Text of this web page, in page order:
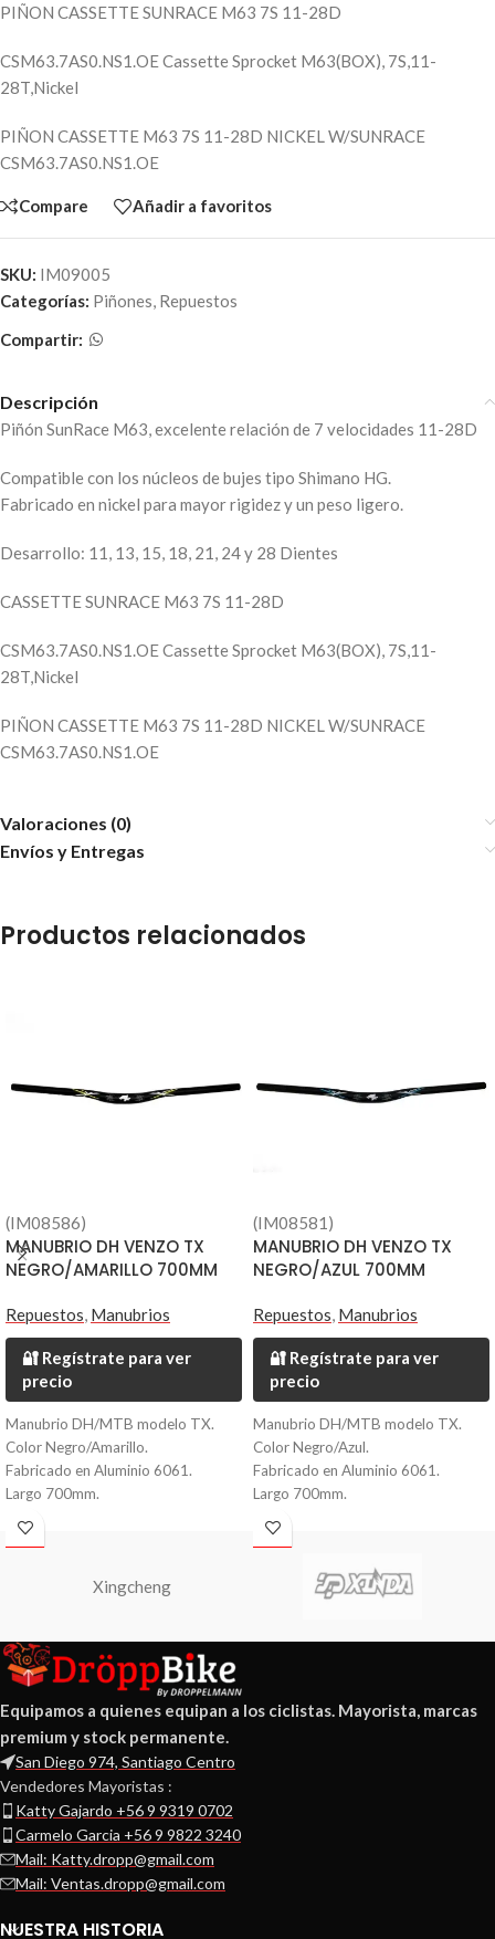
PIÑON CASSETTE SUNRACE M63 7S 11-28D
CSM63.7AS0.NS1.OE Cassette Sprocket M63(BOX), 7S,11-
28T,Nickel
PIÑON CASSETTE M63 7S 11-28D NICKEL W/SUNRACE
CSM63.7AS0.NS1.OE
Compare Añadir a favoritos
SKU: IM09005
Categorías: Piñones, Repuestos
Compartir:
Descripción
Piñón SunRace M63, excelente relación de 7 velocidades 11-28D
Compatible con los núcleos de bujes tipo Shimano HG.
Fabricado en nickel para mayor rigidez y un peso ligero.
Desarrollo: 11, 13, 15, 18, 21, 24 y 28 Dientes
CASSETTE SUNRACE M63 7S 11-28D
CSM63.7AS0.NS1.OE Cassette Sprocket M63(BOX), 7S,11-
28T,Nickel
PIÑON CASSETTE M63 7S 11-28D NICKEL W/SUNRACE
CSM63.7AS0.NS1.OE
Valoraciones (0)
Envíos y Entregas
Productos relacionados
(IM08586)
MANUBRIO DH VENZO TX
NEGRO/AMARILLO 700MM
Repuestos, Manubrios
🔐 Regístrate para ver
precio
Manubrio DH/MTB modelo TX.
Color Negro/Amarillo.
Fabricado en Aluminio 6061.
Largo 700mm.
Peso 420 grs.
(IM08581)
MANUBRIO DH VENZO TX
NEGRO/AZUL 700MM
Repuestos, Manubrios
🔐 Regístrate para ver
precio
Manubrio DH/MTB modelo TX.
Color Negro/Azul.
Fabricado en Aluminio 6061.
Largo 700mm.
Peso 420 grs.
Xingcheng
Equipamos a quienes equipan a los ciclistas. Mayorista, marcas
premium y stock permanente.
San Diego 974, Santiago Centro
Vendedores Mayoristas :
Katty Gajardo +56 9 9319 0702
Carmelo Garcia +56 9 9822 3240
Mail: Katty.dropp@gmail.com
Mail: Ventas.dropp@gmail.com
NUESTRA HISTORIA